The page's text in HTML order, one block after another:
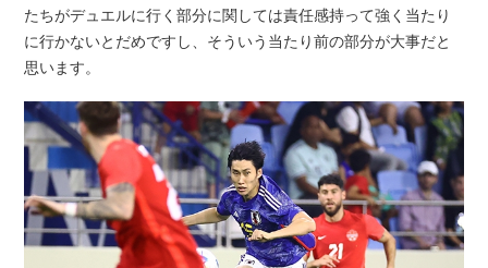
たちがデュエルに行く部分に関しては責任感持って強く当たり
に行かないとだめですし、そういう当たり前の部分が大事だと
思います。